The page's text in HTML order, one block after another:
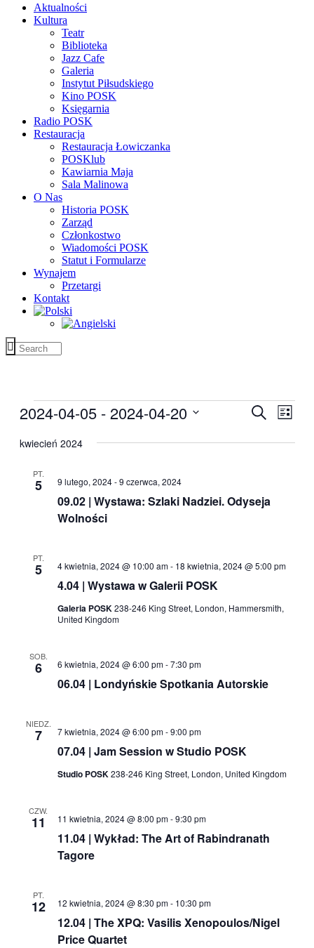
Aktualności
Kultura
Teatr
Biblioteka
Jazz Cafe
Galeria
Instytut Piłsudskiego
Kino POSK
Księgarnia
Radio POSK
Restauracja
Restauracja Łowiczanka
POSKlub
Kawiarnia Maja
Sala Malinowa
O Nas
Historia POSK
Zarząd
Członkostwo
Wiadomości POSK
Statut i Formularze
Wynajem
Przetargi
Kontakt
Wydarzenia
po
widokach
Szukaj
Lista
2024-04-05 - 2024-04-20
datę.
kwiecień 2024
PT.
5
09.02 | Wystawa: Szlaki Nadziei. Odyseja
Wolności
9 lutego, 2024-9 czerwca, 2024
PT.
5
4.04 | Wystawa w Galerii POSK
4 kwietnia, 2024 @ 10:00 am- 18 kwietnia, 2024 @ 5:00 pm
Galeria POSK238-246 King Street, London, Hammersmith,
United Kingdom
SOB.
6
06.04 | Londyńskie Spotkania Autorskie
6 kwietnia, 2024 @ 6:00 pm-7:30 pm
NIEDZ.
7
07.04 | Jam Session w Studio POSK
7 kwietnia, 2024 @ 6:00 pm-9:00 pm
Studio POSK238-246 King Street, London, United Kingdom
CZW.
11
11.04 | Wykład: The Art of Rabindranath
Tagore
11 kwietnia, 2024 @ 8:00 pm-9:30 pm
PT.
12
12.04 | The XPQ: Vasilis Xenopoulos/Nigel
Price Quartet
12 kwietnia, 2024 @ 8:30 pm- 10:30 pm